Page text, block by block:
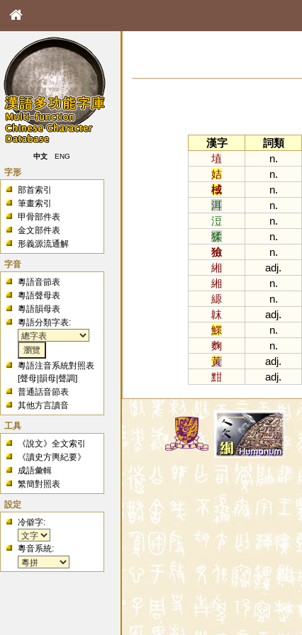
中文 ENG
字形
部首索引
筆畫索引
甲骨部件表
金文部件表
形義源流通解
字音
粵語音節表
粵語聲母表
粵語韻母表
粵語分類字表:
粵語注音系統對照表
[聲母 |韻母 |聲調]
普通話音節表
其他方言讀音
工具
《說文》全文索引
《讀史方輿紀要》
成語彙輯
繁簡對照表
設定
冷僻字:
粵音系統:
漢字
詞類
埴
n.
姞
n.
棫
n.
洱
n.
浢
n.
猱
n.
獫
n.
緗
adj.
緗
n.
縓
n.
韎
adj.
鰥
n.
麴
n.
黃
adj.
黚
adj.